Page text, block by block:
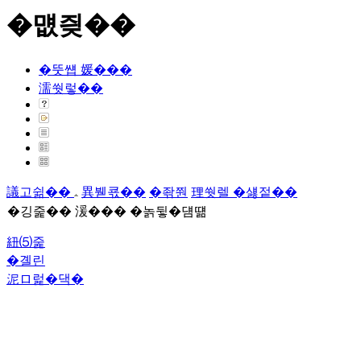
�먮즺��
�뚯썝 媛���
濡쒓렇��
議고쉶�� 異붿쿇�� �좎쭨 理쒓렐 �섏젙��
�깅줉�� 湲��� �놁뒿�덈떎
紐⑸줉
�곌린
泥ロ럹�댁�